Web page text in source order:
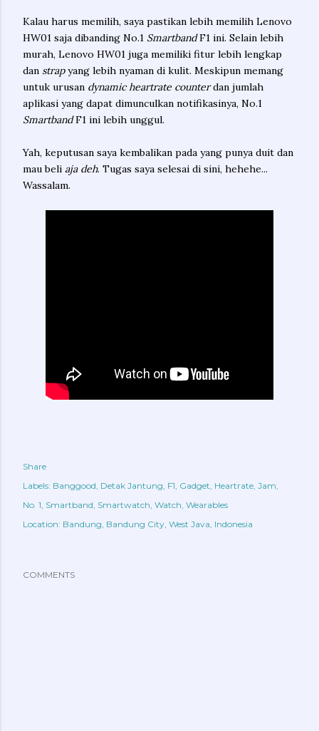
Kalau harus memilih, saya pastikan lebih memilih Lenovo
HW01 saja dibanding No.1 SmartbandF1 ini. Selain lebih
murah, Lenovo HW01 juga memiliki fitur lebih lengkap
dan strapyang lebih nyaman di kulit. Meskipun memang
untuk urusan dynamic heartrate counterdan jumlah
aplikasi yang dapat dimunculkan notifikasinya, No.1
SmartbandF1 ini lebih unggul.
Yah, keputusan saya kembalikan pada yang punya duit dan
mau beli aja deh. Tugas saya selesai di sini, hehehe...
Wassalam.
Share
Labels: Banggood Detak Jantung F1 Gadget Heartrate Jam
No. 1 Smartband Smartwatch Watch Wearables
Location: Bandung, Bandung City, West Java, Indonesia
COMMENTS